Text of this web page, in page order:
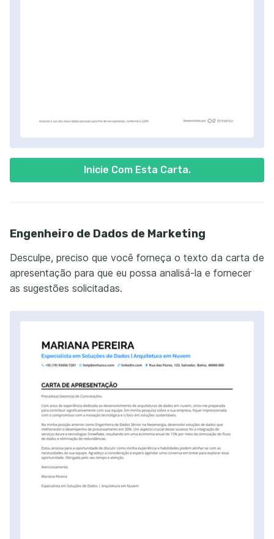
Inicie Com Esta Carta.
Engenheiro de Dados de Marketing
Desculpe, preciso que você forneça o texto da carta de
apresentação para que eu possa analisá-la e fornecer
as sugestões solicitadas.